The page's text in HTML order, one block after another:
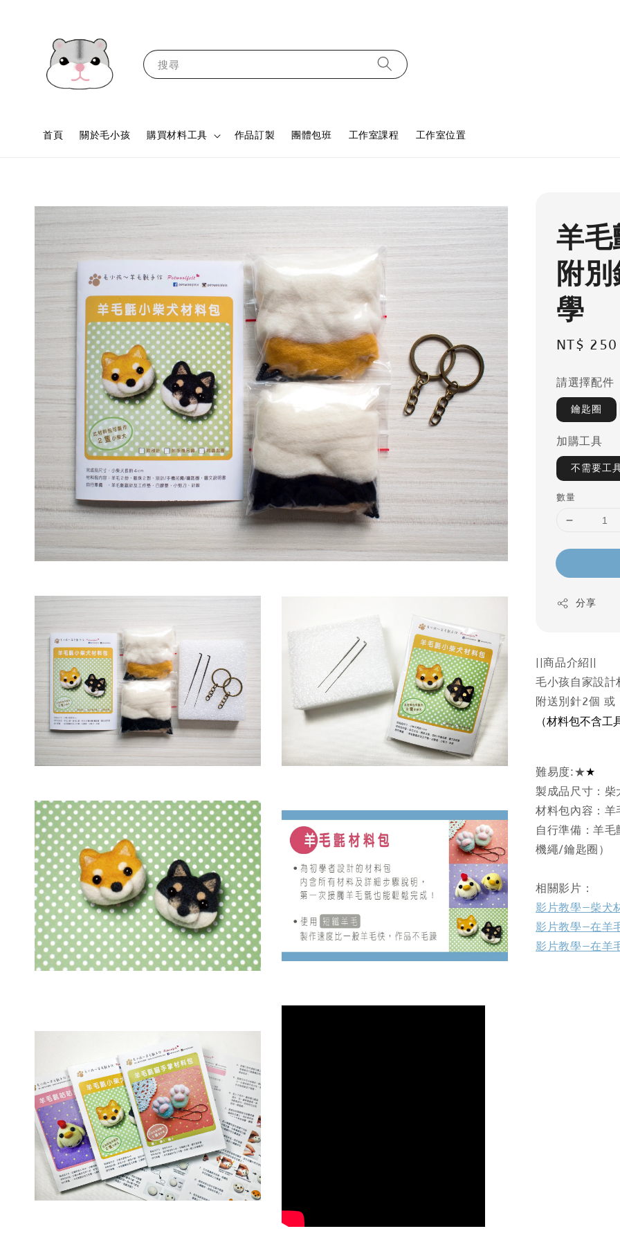
搜尋
首頁 關於毛小孩 購買材料工具 作品訂製 團體包班 工作室課程 工作室位置
羊毛
附
學
Regular
NT$ 250
請選擇配件
鑰匙圈
加購工具
不需要工
數量
分享
||商品介紹||
毛小孩自家設計
附送別針2個 或
（材料包不含
難易度:★★
製成品尺寸：柴
材料包內容：羊
自行準備：羊
機繩/鑰匙圈）
相關影片：
影片教學—柴犬
影片教學—在羊
影片教學—在羊